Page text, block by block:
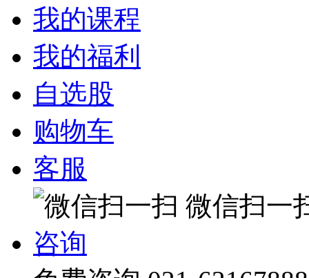
我的课程
我的福利
自选股
购物车
客服
微信扫一
咨询